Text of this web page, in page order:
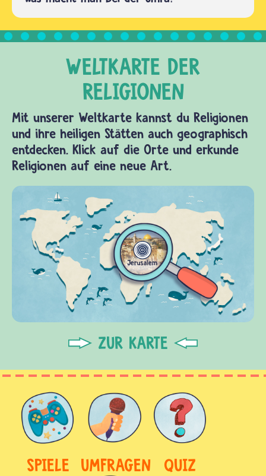
Mit unserer Weltkarte kannst du Religionen
und ihre heiligen Stätten auch geographisch
entdecken. Klick auf die Orte und erkunde
Religionen auf eine neue Art.
ZUR KARTE
SPIELE UMFRAGEN QUIZ